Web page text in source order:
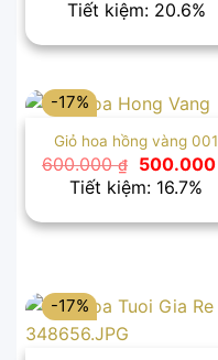
là:
Tiết kiệm: 20.6%
-17%
Giỏ hoa hồng vàng 001
600.000₫
Giá
gốc
là:
500.000
Tiết kiệm: 16.7%
-17%